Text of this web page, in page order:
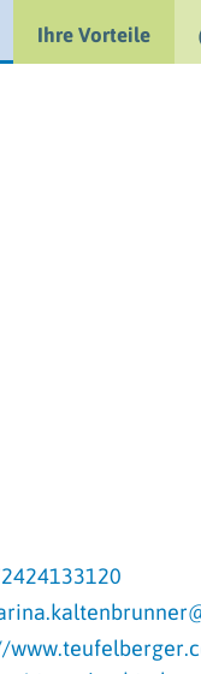
Ihre Vorteile